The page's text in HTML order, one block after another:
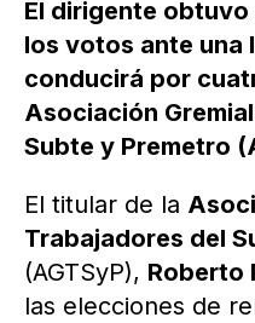
El dirigente obtuvo
los votos ante una
conducirá por
Asociación
Subte y Premetro
El titular de la
Trabajadores del
(AGTSyP), Roberto
las elecciones de